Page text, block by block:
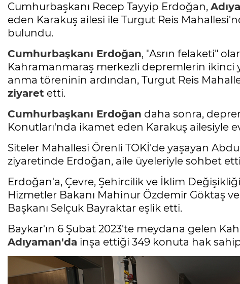
Cumhurbaşkanı Recep Tayyip Erdoğan,
eden Karakuş ailesi ile Turgut Reis
bulundu.
Cumhurbaşkanı Erdoğan, "Asrın felaketi"
Kahramanmaraş merkezli depremlerin ikinci
anma töreninin ardından, Turgut Reis
ziyaret etti.
Cumhurbaşkanı Erdoğan daha sonra,
Konutları'nda ikamet eden Karakuş ailesiyle
Siteler Mahallesi Örenli TOKİ'de yaşayan
ziyaretinde Erdoğan, aile üyeleriyle sohbet
Erdoğan'a, Çevre, Şehircilik ve İklim
Hizmetler Bakanı Mahinur Özdemir Göktaş
Başkanı Selçuk Bayraktar eşlik etti.
Baykar'ın 6 Şubat 2023'te meydana gelen
Adıyaman'da inşa ettiği 349 konuta hak